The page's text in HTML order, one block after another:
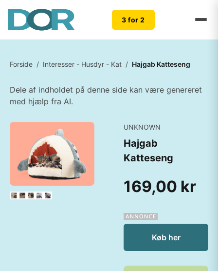
3 for 2
Forside / Interesser - Husdyr - Kat / Hajgab Katteseng
Dele af indholdet på denne side kan være genereret
med hjælp fra AI.
UNKNOWN
Hajgab
Katteseng
169,00 kr
Køb her